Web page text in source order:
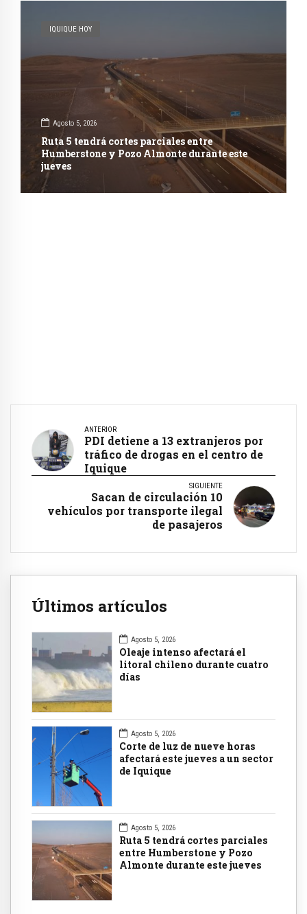
IQUIQUE HOY
Agosto 5, 2026
Ruta 5 tendrá cortes parciales entre
Humberstone y Pozo Almonte durante este
jueves
ANTERIOR
PDI detiene a 13 extranjeros por
tráfico de drogas en el centro de
Iquique
SIGUIENTE
Sacan de circulación 10
vehículos por transporte ilegal
de pasajeros
Últimos artículos
Agosto 5, 2026
Oleaje intenso afectará el
litoral chileno durante cuatro
días
Agosto 5, 2026
Corte de luz de nueve horas
afectará este jueves a un sector
de Iquique
Agosto 5, 2026
Ruta 5 tendrá cortes parciales
entre Humberstone y Pozo
Almonte durante este jueves